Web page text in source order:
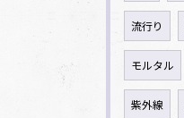
流行り
モルタル
紫外線